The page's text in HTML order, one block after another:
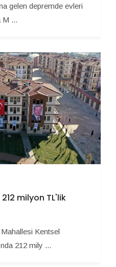
gelen depremde evleri
M ...
milyon TL'lik
Kentsel
212 mily ...